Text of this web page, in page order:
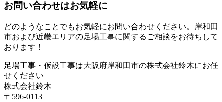
お問い合わせはお気軽に
どのようなことでもお気軽にお問い合わせください。岸和田
市および近畿エリアの足場工事に関するご相談をお待ちして
おります！
足場工事・仮設工事は大阪府岸和田市の株式会社鈴木にお任
せください
株式会社鈴木
〒596-0113